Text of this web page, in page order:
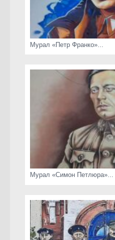
Мурал «Петр Франко»...
Мурал «Симон Петлюра»...